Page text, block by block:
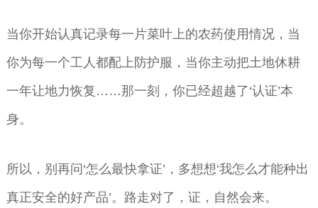
当你开始认真记录每一片菜叶上的农药使用情况，当
你为每一个工人都配上防护服，当你主动把土地休耕
一年让地力恢复……那一刻，你已经超越了‘认证’本
身。
所以，别再问‘怎么最快拿证’，多想想‘我怎么才能种出
真正安全的好产品’。路走对了，证，自然会来。